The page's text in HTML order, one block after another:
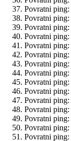
Povratni ping:
Povratni ping:
Povratni ping:
Povratni ping:
Povratni ping:
Povratni ping:
Povratni ping:
Povratni ping:
Povratni ping:
Povratni ping:
Povratni ping:
Povratni ping:
Povratni ping:
Povratni ping:
Povratni ping: